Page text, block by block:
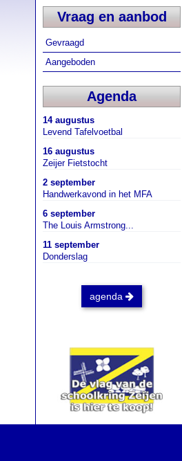
Vraag en aanbod
Gevraagd
Aangeboden
Agenda
14 augustus
Levend Tafelvoetbal
16 augustus
Zeijer Fietstocht
2 september
Handwerkavond in het MFA
6 september
The Louis Armstrong...
11 september
Donderslag
agenda